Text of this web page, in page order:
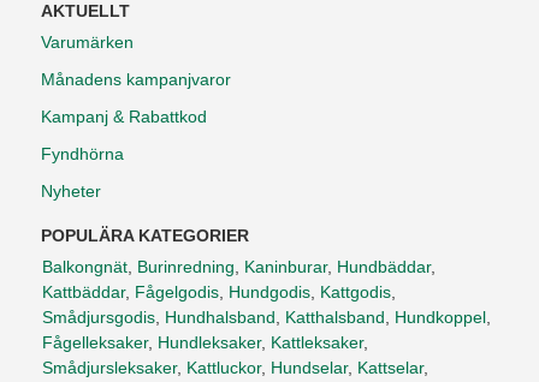
AKTUELLT
Varumärken
Månadens kampanjvaror
Kampanj & Rabattkod
Fyndhörna
Nyheter
POPULÄRA KATEGORIER
Balkongnät, Burinredning, Kaninburar, Hundbäddar,
Kattbäddar, Fågelgodis, Hundgodis, Kattgodis,
Smådjursgodis, Hundhalsband, Katthalsband, Hundkoppel,
Fågelleksaker, Hundleksaker, Kattleksaker,
Smådjursleksaker, Kattluckor, Hundselar, Kattselar,